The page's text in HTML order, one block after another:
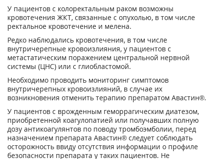
У пациентов с колоректальным раком возможны
кровотечения ЖКТ, связанные с опухолью, в том числе
ректальное кровотечение и мелена.
Редко наблюдались кровотечения, в том числе
внутричерепные кровоизлияния, у пациентов с
метастатическим поражением центральной нервной
системы (ЦНС) или с глиобластомой.
Необходимо проводить мониторинг симптомов
внутричерепных кровоизлияний, в случае их
возникновения отменить терапию препаратом Авастин®.
У пациентов с врожденным геморрагическим диатезом,
приобретенной коагулопатией или получавших полную
дозу антикоагулянтов по поводу тромбоэмболии, перед
назначением препарата Авастин® следует соблюдать
осторожность ввиду отсутствия информации о профиле
безопасности препарата у таких пациентов. Не